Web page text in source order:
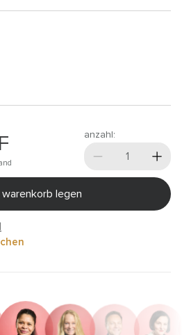
anzahl:
warenkorb legen